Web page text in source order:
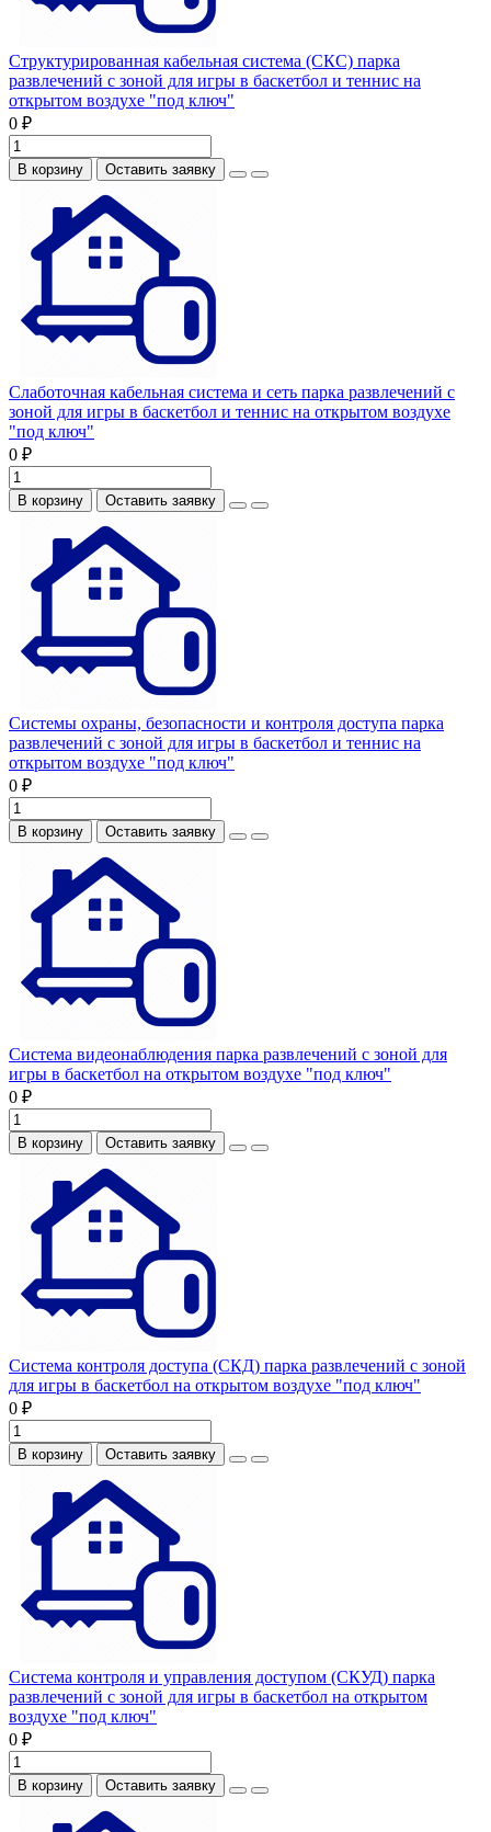
Структурированная кабельная система (СКС) парка
развлечений с зоной для игры в баскетбол и теннис на
открытом воздухе "под ключ"
0 ₽
В корзину Оставить заявку
Слаботочная кабельная система и сеть парка развлечений с
зоной для игры в баскетбол и теннис на открытом воздухе
"под ключ"
0 ₽
В корзину Оставить заявку
Системы охраны, безопасности и контроля доступа парка
развлечений с зоной для игры в баскетбол и теннис на
открытом воздухе "под ключ"
0 ₽
В корзину Оставить заявку
Система видеонаблюдения парка развлечений с зоной для
игры в баскетбол на открытом воздухе "под ключ"
0 ₽
В корзину Оставить заявку
Система контроля доступа (СКД) парка развлечений с зоной
для игры в баскетбол на открытом воздухе "под ключ"
0 ₽
В корзину Оставить заявку
Система контроля и управления доступом (СКУД) парка
развлечений с зоной для игры в баскетбол на открытом
воздухе "под ключ"
0 ₽
В корзину Оставить заявку